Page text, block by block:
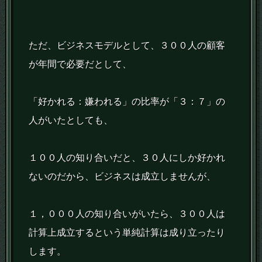
ただ、ビジネスモデルとして、３００人の顧客
が年間で必要だとして、
「好かれる：嫌われる」の比率が「３：７」の
人がいたとしても、
１００人の知り合いだと、３０人にしか好かれ
ないのだから、ビジネスは成立しませんが、
１，０００人の知り合いがいたら、３００人は
計算上成立するという単純計算は成り立ったり
します。